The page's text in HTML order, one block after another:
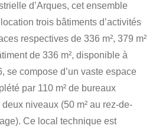
d’Arques, cet ensemble
trois bâtiments d’activités
respectives de 336 m², 379 m²
de 336 m², disponible à
se compose d’un vaste espace
par 110 m² de bureaux
niveaux (50 m² au rez-de-
Ce local technique est